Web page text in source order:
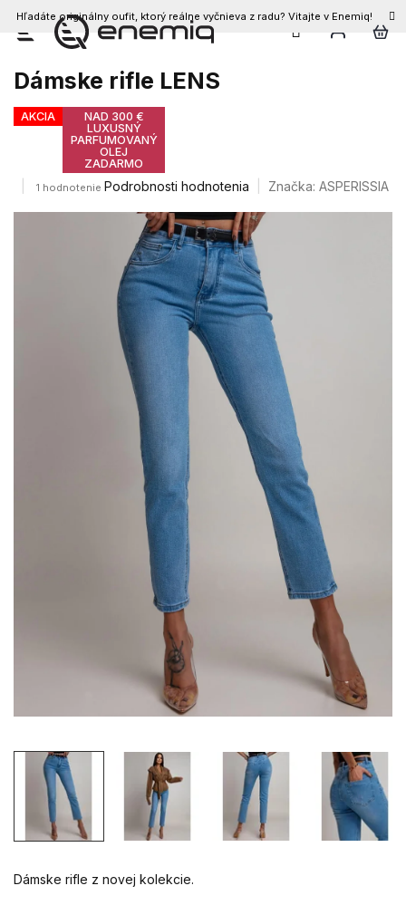
Prejsť
obsah
Hľadáte originálny oufit, ktorý reálne vyčnieva z radu? Vitajte v Enemiq!
Dámske rifle LENS
AKCIA
NAD 300 €
LUXUSNÝ
PARFUMOVANÝ
OLEJ
ZADARMO
Priemerné
1 hodnotenie Podrobnosti hodnotenia Značka: ASPERISSIA
Dámske rifle z novej kolekcie.